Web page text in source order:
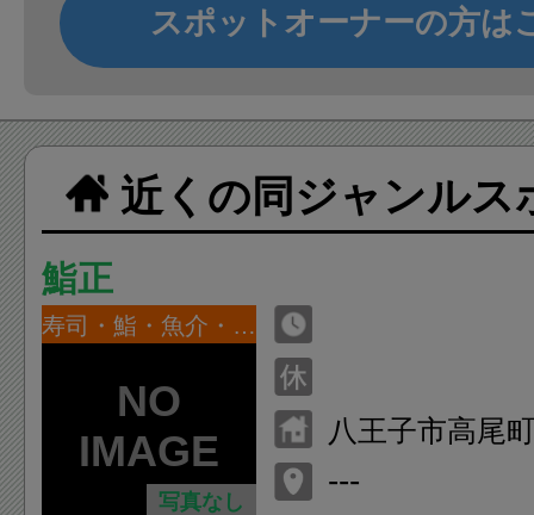
スポットオーナーの方は
近くの同ジャンルス
鮨正
寿司・鮨・魚介・海鮮
写真なし
八王子市高尾
---